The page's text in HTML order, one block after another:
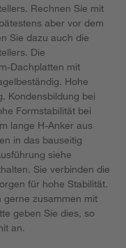
Rechnen Sie mit
aber vor dem
Sie dazu auch die
Die
Dachplatten mit
Hohe
Kondensbildung bei
Formstabilität bei
lange H-Anker aus
in das bauseitig
siehe
Sie verbinden die
für hohe Stabilität.
gerne zusammen mit
geben Sie dies, so
an.